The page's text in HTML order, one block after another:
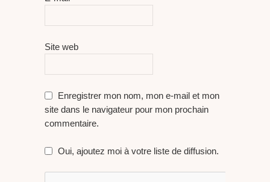
Site web
Enregistrer mon nom, mon e-mail et mon
site dans le navigateur pour mon prochain
commentaire.
Oui, ajoutez moi à votre liste de diffusion.